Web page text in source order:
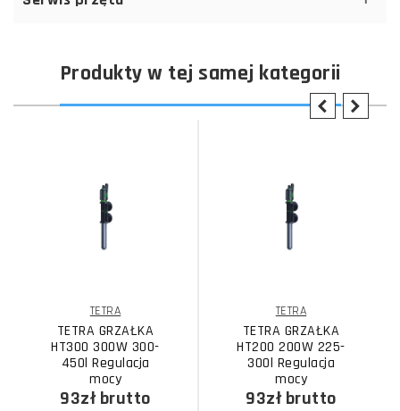
Produkty w tej samej kategorii
TETRA
TETRA GRZAŁKA
HT300 300W 300-
450l Regulacja
mocy
93złbrutto
TETRA
TETRA GRZAŁKA
HT200 200W 225-
300l Regulacja
mocy
93złbrutto